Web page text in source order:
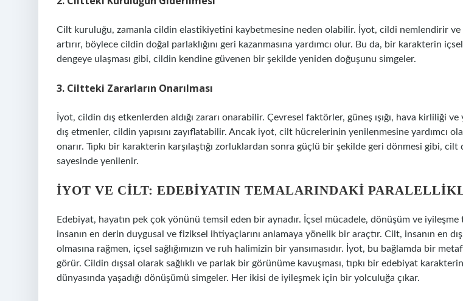
Cilt kuruluğu, zamanla cildin elastikiyetini kaybetmesine neden olabilir. İyot, cildi nemlendirir
artırır, böylece cildin doğal parlaklığını geri kazanmasına yardımcı olur. Bu da, bir karakterin
dengeye ulaşması gibi, cildin kendine güvenen bir şekilde yeniden doğuşunu simgeler.
3. Ciltteki Zararların Onarılması
İyot, cildin dış etkenlerden aldığı zararı onarabilir. Çevresel faktörler, güneş ışığı, hava kirliliği ve
dış etmenler, cildin yapısını zayıflatabilir. Ancak iyot, cilt hücrelerinin yenilenmesine yardımcı
onarır. Tıpkı bir karakterin karşılaştığı zorluklardan sonra güçlü bir şekilde geri dönmesi gibi, cilt
sayesinde yenilenir.
İYOT VE CILT: EDEBIYATIN TEMALARINDAKI
Edebiyat, hayatın pek çok yönünü temsil eden bir aynadır. İçsel mücadele, dönüşüm ve iyileşme
insanın en derin duygusal ve fiziksel ihtiyaçlarını anlamaya yönelik bir araçtır. Cilt, insanın en
olmasına rağmen, içsel sağlığımızın ve ruh halimizin bir yansımasıdır. İyot, bu bağlamda bir
görür. Cildin dışsal olarak sağlıklı ve parlak bir görünüme kavuşması, tıpkı bir edebiyat
dünyasında yaşadığı dönüşümü simgeler. Her ikisi de iyileşmek için bir yolculuğa çıkar.